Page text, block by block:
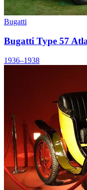
Bugatti
Bugatti Type 57
1936–1938